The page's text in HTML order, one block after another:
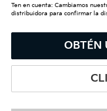
Ten en cuenta: Cambiamos
distribuidora para confirmar la
OBTÉN